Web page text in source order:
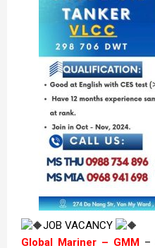
JOB VACANCY
Global Mariner – GMM –